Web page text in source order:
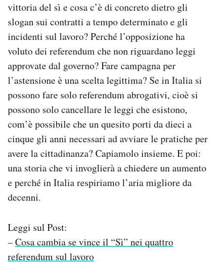
AREA PERSONALE
vittoria del sì e cosa c’è di concreto dietro gli
slogan sui contratti a tempo determinato e gli
incidenti sul lavoro? Perché l’opposizione ha
voluto dei referendum che non riguardano leggi
approvate dal governo? Fare campagna per
l’astensione è una scelta legittima? Se in Italia si
possono fare solo referendum abrogativi, cioè si
possono solo cancellare le leggi che esistono,
com’è possibile che un quesito porti da dieci a
cinque gli anni necessari ad avviare le pratiche per
avere la cittadinanza? Capiamolo insieme. E poi:
una storia che vi invoglierà a chiedere un aumento
e perché in Italia respiriamo l’aria migliore da
decenni.
Leggi sul Post:
–Cosa cambia se vince il “Sì” nei quattro
referendum sul lavoro